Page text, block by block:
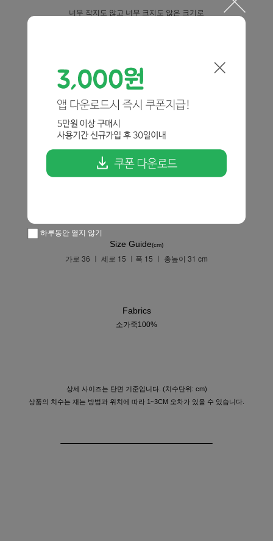
너무 작지도 않고 너무 크지도 않은 크기로
탄탄한 내구성을 보여주구요
숄더로도 핸드로도 연출할 수 있어
활용도가 정말 좋답니다 *.*
Size Guide(cm)
가로 36 ㅣ 세로 15 ㅣ폭 15 ㅣ 총높이 31 cm
Fabrics
소가죽100%
상세 사이즈는 단면 기준입니다. (치수단위: cm)
상품의 치수는 재는 방법과 위치에 따라 1~3CM 오차가 있을 수 있습니다.
하루동안 열지 않기